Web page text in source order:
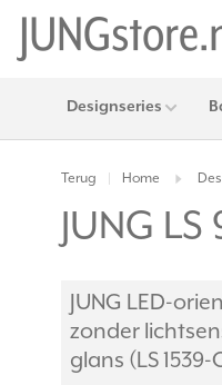
Designseries
Terug Home
JUNG
JUNG LED-
zonder
glans (LS 1539-